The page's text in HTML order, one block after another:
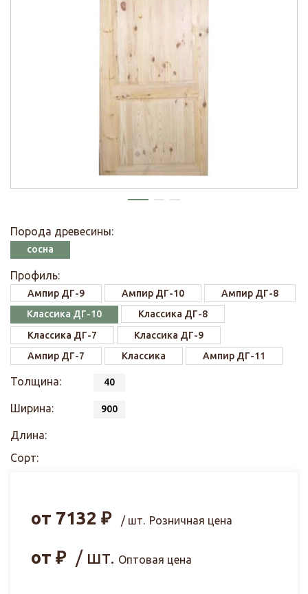
Порода древесины:
сосна
Профиль:
Ампир ДГ-9 Ампир ДГ-10
Ампир ДГ-8
Классика ДГ-10
Классика ДГ-8
Классика ДГ-7
Классика ДГ-9
Ампир ДГ-7
Классика Ампир ДГ-11
Толщина: 40
Ширина: 900
Длина:
Сорт:
от 7132 ₽ / шт. Розничная цена
от ₽ / шт. Оптовая цена